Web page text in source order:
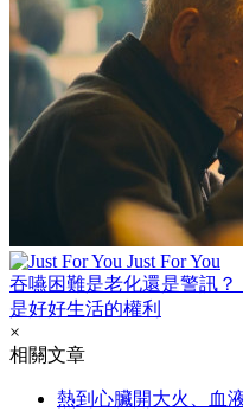
Just For You
吞嚥困難是老化還是警訊
是好好生活的權利
×
相關文章
熱到心臟開大火、血